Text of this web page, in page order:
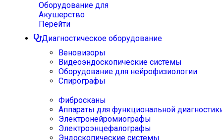
Оборудование для
Акушерство
Перейти
Диагностическое оборудование
Веновизоры
Видеоэндоскопические системы
Оборудование для нейрофизиологии
Спирографы
Фибросканы
Аппараты для функциональной
Электронейромиографы
Электроэнцефалографы
Эндоскопические системы